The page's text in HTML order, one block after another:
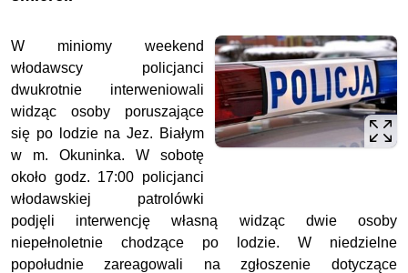
W miniomy weekend
włodawscy policjanci
dwukrotnie interweniowali
widząc osoby poruszające
się po lodzie na Jez. Białym
w m. Okuninka. W sobotę
około godz. 17:00 policjanci
włodawskiej patrolówki
podjęli interwencję własną widząc dwie osoby
niepełnoletnie chodzące po lodzie. W niedzielne
popołudnie zareagowali na zgłoszenie dotyczące